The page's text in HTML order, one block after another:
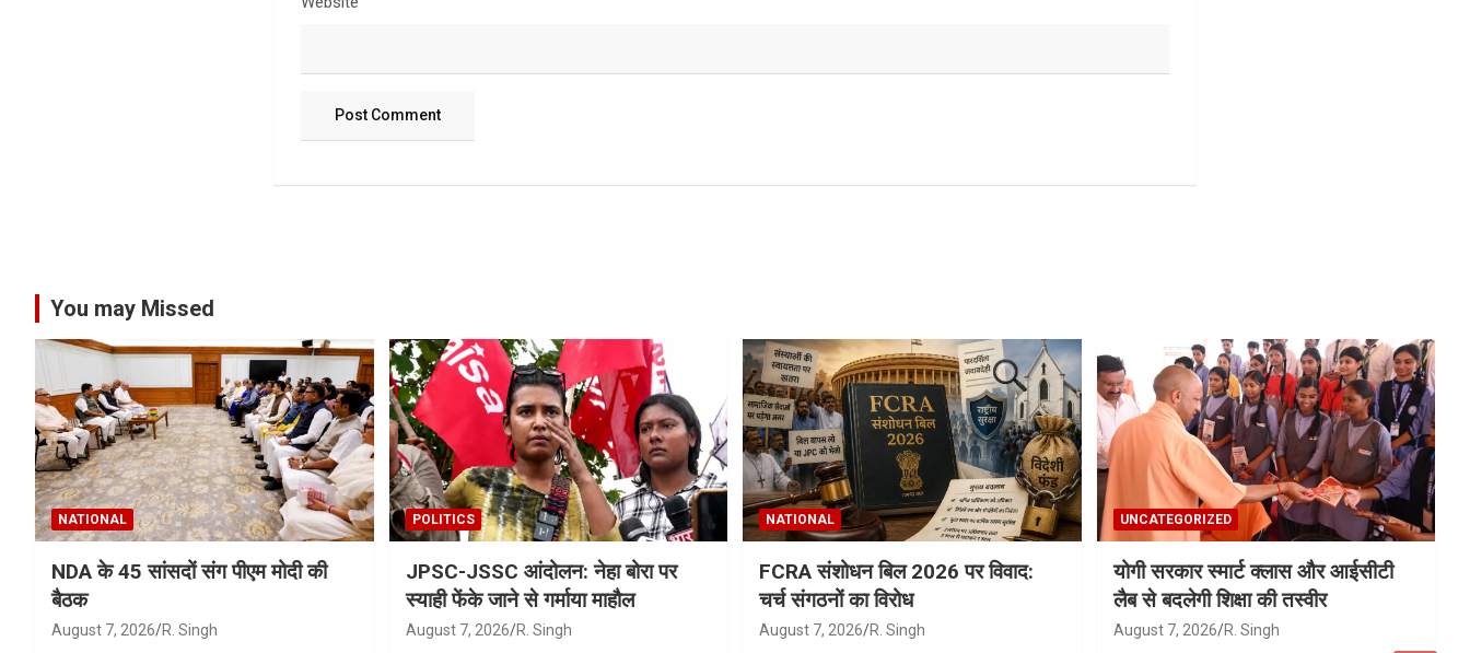
You may Missed
NATIONAL
NDA के 45 सांसदों संग पीएम मोदी की
बैठक
August 7, 2026 R. Singh
POLITICS
JPSC-JSSC आंदोलन: नेहा बोरा पर
स्याही फेंके जाने से गर्माया माहौल
August 7, 2026 R. Singh
NATIONAL
FCRA संशोधन बिल 2026 पर विवाद:
चर्च संगठनों का विरोध
August 7, 2026 R. Singh
UNCATEGORIZED
योगी सरकार स्मार्ट क्लास और आईसीटी
लैब से बदलेगी शिक्षा की तस्वीर
August 7, 2026 R. Singh